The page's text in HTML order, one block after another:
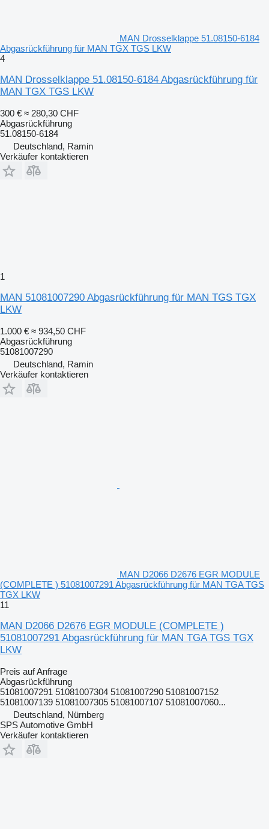
MAN Drosselklappe 51.08150-6184
Abgasrückführung für MAN TGX TGS LKW
4
MAN Drosselklappe 51.08150-6184 Abgasrückführung für
MAN TGX TGS LKW
300 € ≈ 280,30 CHF
Abgasrückführung
51.08150-6184
Deutschland, Ramin
Verkäufer kontaktieren
1
MAN 51081007290 Abgasrückführung für MAN TGS TGX
LKW
1.000 € ≈ 934,50 CHF
Abgasrückführung
51081007290
Deutschland, Ramin
Verkäufer kontaktieren
MAN D2066 D2676 EGR MODULE
(COMPLETE ) 51081007291 Abgasrückführung für MAN TGA TGS
TGX LKW
11
MAN D2066 D2676 EGR MODULE (COMPLETE )
51081007291 Abgasrückführung für MAN TGA TGS TGX
LKW
Preis auf Anfrage
Abgasrückführung
51081007291 51081007304 51081007290 51081007152
51081007139 51081007305 51081007107 51081007060...
Deutschland, Nürnberg
SPS Automotive GmbH
Verkäufer kontaktieren